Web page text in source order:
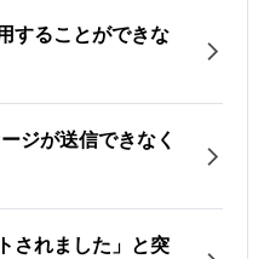
することができな
ジが送信できなく
されました」と突